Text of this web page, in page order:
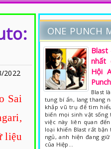
2022
Sai
liệu
ONE PUNCH
Blast
nhất
Hội
Blast
tung bí ẩn, lang thang
khắp vũ trụ để tìm
biến mọi sinh vật sống
việc này liên quan
loại khiến Blast rất
ngủ, anh hiện đang
của Hiệp…